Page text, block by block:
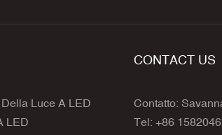
Luce A LED
LED
CONTACT US
Contatto:
Tel: +86